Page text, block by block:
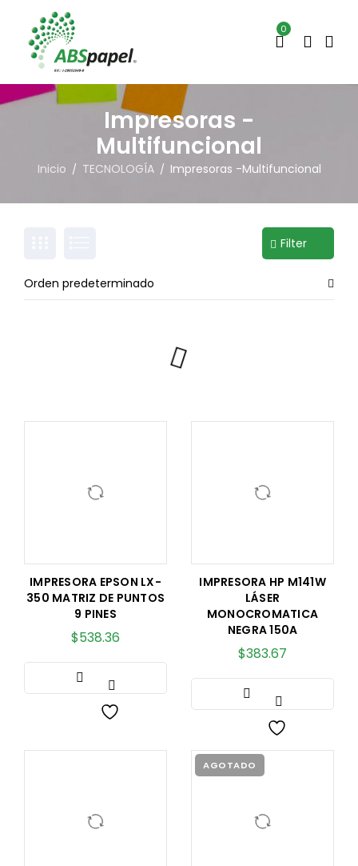
0
Impresoras -
Multifuncional
Inicio / TECNOLOGÍA / Impresoras -Multifuncional
Filter
Orden predeterminado
IMPRESORA EPSON LX-
350 MATRIZ DE PUNTOS
9 PINES
$538.36
IMPRESORA HP M141W
LÁSER
MONOCROMATICA
NEGRA 150A
$383.67
AGOTADO